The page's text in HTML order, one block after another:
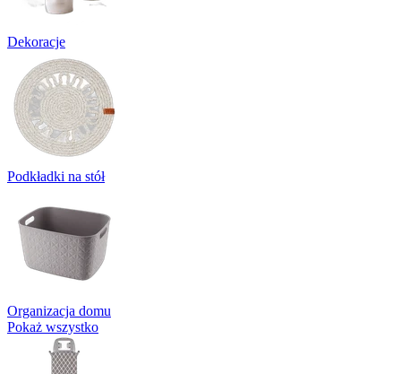
Dekoracje
Podkładki na stół
Organizacja domu
Pokaż wszystko